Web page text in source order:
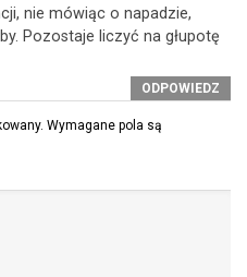
nie mówiąc o napadzie,
Pozostaje liczyć na głupotę
ODPOWIEDZ
Wymagane pola są